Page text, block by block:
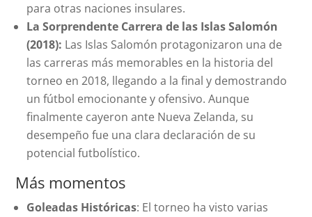
para otras naciones insulares.
La Sorprendente Carrera de las Islas Salomón
(2018): Las Islas Salomón protagonizaron una de
las carreras más memorables en la historia del
torneo en 2018, llegando a la final y demostrando
un fútbol emocionante y ofensivo. Aunque
finalmente cayeron ante Nueva Zelanda, su
desempeño fue una clara declaración de su
potencial futbolístico.
Más momentos
Goleadas Históricas: El torneo ha visto varias